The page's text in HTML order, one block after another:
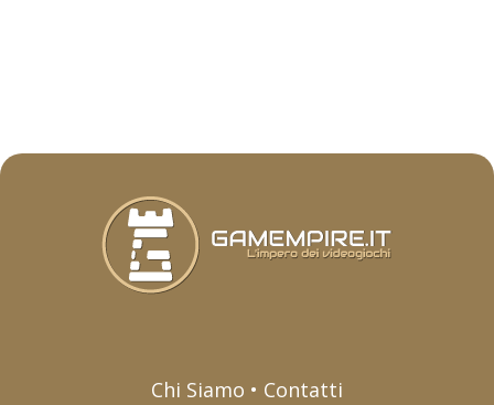
Chi Siamo • Contatti